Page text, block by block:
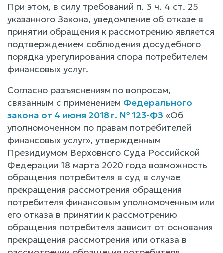
При этом, в силу требований п. 3 ч. 4 ст. 25
указанного Закона, уведомление об отказе в
принятии обращения к рассмотрению является
подтверждением соблюдения досудебного
порядка урегулирования спора потребителем
финансовых услуг.
Согласно разъяснениям по вопросам,
связанным с применением Федерального
закона от 4 июня 2018 г. № 123-ФЗ «Об
уполномоченном по правам потребителей
финансовых услуг», утвержденным
Президиумом Верховного Суда Российской
Федерации 18 марта 2020 года возможность
обращения потребителя в суд в случае
прекращения рассмотрения обращения
потребителя финансовым уполномоченным или
его отказа в принятии к рассмотрению
обращения потребителя зависит от основания
прекращения рассмотрения или отказа в